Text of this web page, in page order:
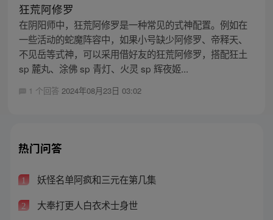
狂荒阿修罗
在阴阳师中，狂荒阿修罗是一种常见的式神配置。例如在
一些活动的蛇魔阵容中，如果小号缺少阿修罗、帝释天、
不见岳等式神，可以采用借好友的狂荒阿修罗，搭配狂土
sp 麓丸、涂佛 sp 青灯、火灵 sp 辉夜姬...
1 个回答 2024年08月23日 03:02
热门问答
1 妖怪名单阿疯和三元在第几集
2 大奉打更人白衣术士身世